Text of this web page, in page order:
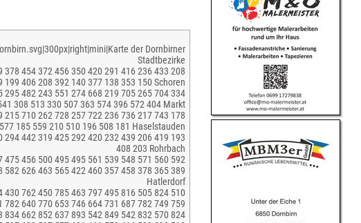
der Dornbirner
Stadtbezirke
378 454 372 456 350 420 291 416 236 433 208
199 406 208 392 140 377 138 353 150 Schoren
295 482 243 551 274 668 219 705 265 704 334
308 513 330 507 363 574 396 572 404 Markt
215 710 262 728 257 722 236 736 217 743 178
185 559 210 510 196 508 181 Haselstauden
294 442 319 425 292 420 232 439 206 419 193
408 203 Rohrbach
475 456 500 495 495 561 539 548 571 560 592
582 626 463 565 422 460 357 458 378 365 389
Hatlerdorf
430 762 450 785 463 797 495 816 505 824 510
782 640 770 653 746 664 731 687 782 749 759
834 662 852 637 893 542 849 542 832 570 824